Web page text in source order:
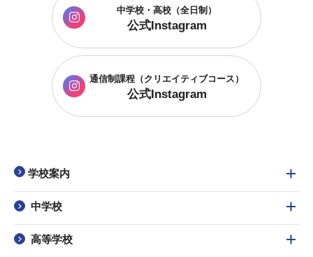
中学校・高校（全日制）
公式Instagram
通信制課程 （クリエイティブコース）
公式Instagram
学校案内
中学校
高等学校